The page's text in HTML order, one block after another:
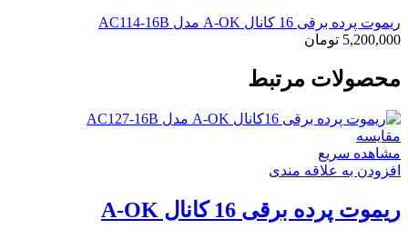
ریموت پرده برقی 16 کانال A-OK مدل AC114-16B
5,200,000 تومان
محصولات مرتبط
مقایسه
مشاهده سریع
افزودن به علاقه مندی
ریموت پرده برقی 16 کانال A-OK